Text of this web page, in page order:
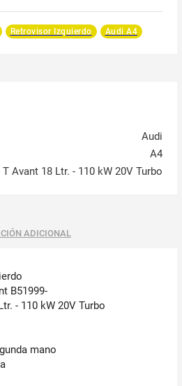
Retrovisor Izquierdo Audi A4
Audi
A4
T Avant 18 Ltr. - 110 kW 20V Turbo
ADICIONAL
B51999-
- 110 kW 20V Turbo
mano